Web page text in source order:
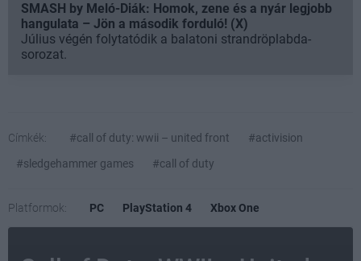
SMASH by Meló-Diák: Homok, zene és a nyár legjobb
hangulata – Jön a második forduló! (X)
Július végén folytatódik a balatoni strandröplabda-
sorozat.
Címkék: #call of duty: wwii – united front
#activision
#sledgehammer games
#call of duty
Platformok: PC PlayStation 4 Xbox One